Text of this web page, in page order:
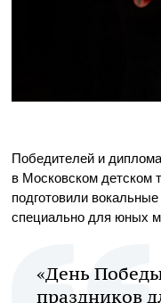
Победителей и
в Московском детском
подготовили
специально для юных
«День
праздников